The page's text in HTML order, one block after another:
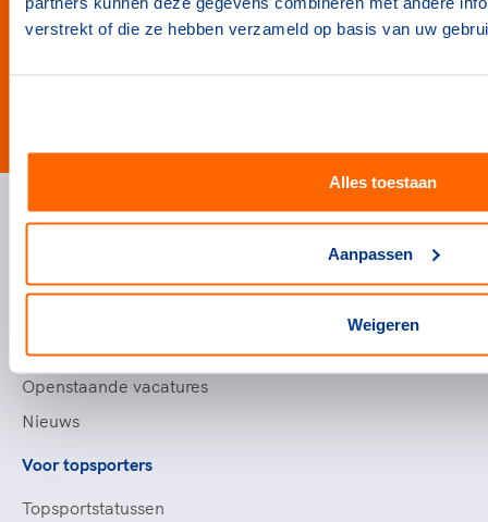
verstrekt of die ze hebben verzameld op basis van uw
Alles toestaan
Aanpassen
Weigeren
Topsportevenementenbeleid
Werken bij NOC*NSF
Openstaande vacatures
Nieuws
Voor topsporters
Topsportstatussen